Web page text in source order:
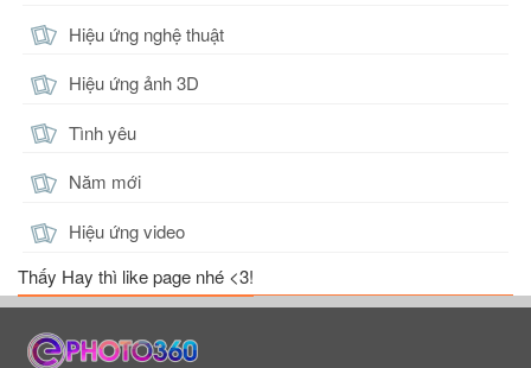
Hiệu ứng nghệ thuật
Hiệu ứng ảnh 3D
Tình yêu
Năm mới
Hiệu ứng video
Thấy Hay thì like page nhé <3!